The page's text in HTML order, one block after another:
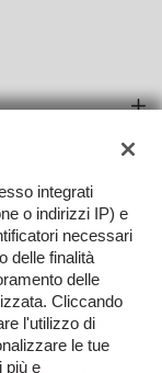
TORNA IN CIMA
integrati
o indirizzi IP) e
necessari
delle finalità
delle
Cliccando
l'utilizzo di
le tue
più e